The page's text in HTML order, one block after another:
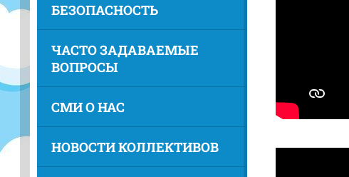
БЕЗОПАСНОСТЬ
ЧАСТО ЗАДАВАЕМЫЕ
ВОПРОСЫ
СМИ О НАС
НОВОСТИ КОЛЛЕКТИВОВ